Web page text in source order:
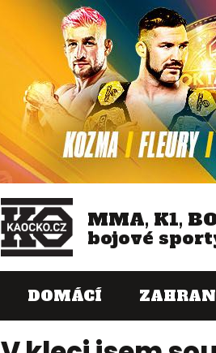
MMA, K1,
bojové
DOMÁCÍ